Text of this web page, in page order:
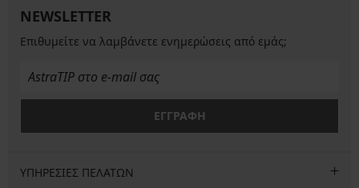
NEWSLETTER
Επιθυμείτε να λαμβάνετε ενημερώσεις από εμάς;
ΕΓΓΡΑΦΗ
ΥΠΗΡΕΣΙΕΣ ΠΕΛΑΤΩΝ